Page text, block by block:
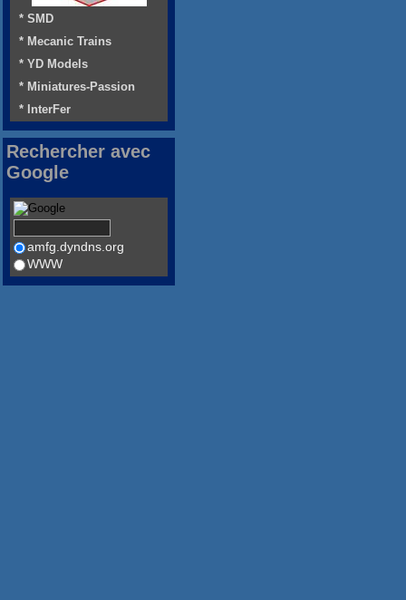
* SMD
* Mecanic Trains
* YD Models
* Miniatures-Passion
* InterFer
Rechercher avec
Google
amfg.dyndns.org
WWW